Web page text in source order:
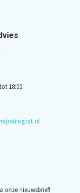
18:00
onze nieuwsbrief!